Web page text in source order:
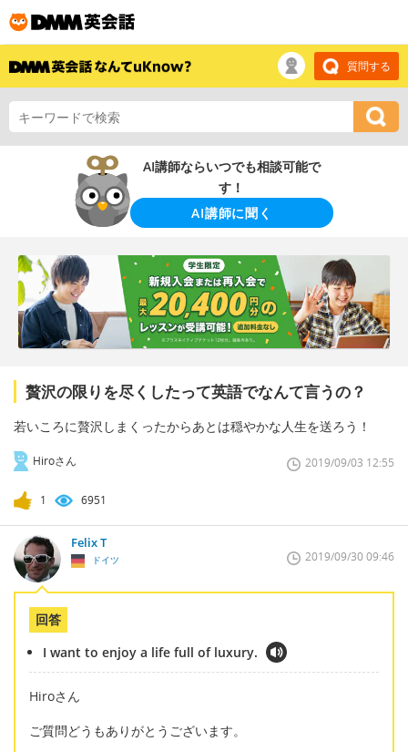
質問する
AI講師ならいつでも相談可能で
す！
AI講師に聞く
贅沢の限りを尽くしたって英語でなんて言うの？
若いころに贅沢しまくったからあとは穏やかな人生を送ろう！
Hiroさん 2019/09/03 12:55
1 6951
Felix T
ドイツ 2019/09/30 09:46
回答
I want to enjoy a life full of luxury.
Hiroさん
ご質問どうもありがとうございます。